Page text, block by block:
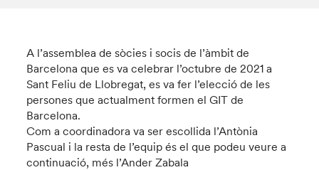
A l’assemblea de sòcies i socis de l’àmbit de
Barcelona que es va celebrar l’octubre de 2021 a
Sant Feliu de Llobregat, es va fer l’elecció de les
persones que actualment formen el GIT de
Barcelona.
Com a coordinadora va ser escollida l’Antònia
Pascual i la resta de l’equip és el que podeu veure a
continuació, més l’Ander Zabala